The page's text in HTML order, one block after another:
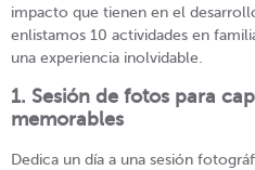
impacto que tienen en el
enlistamos 10 actividades en
una experiencia inolvidable.
1. Sesión de fotos para
memorables
Dedica un día a una sesión